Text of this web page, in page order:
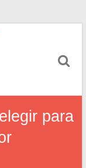
para